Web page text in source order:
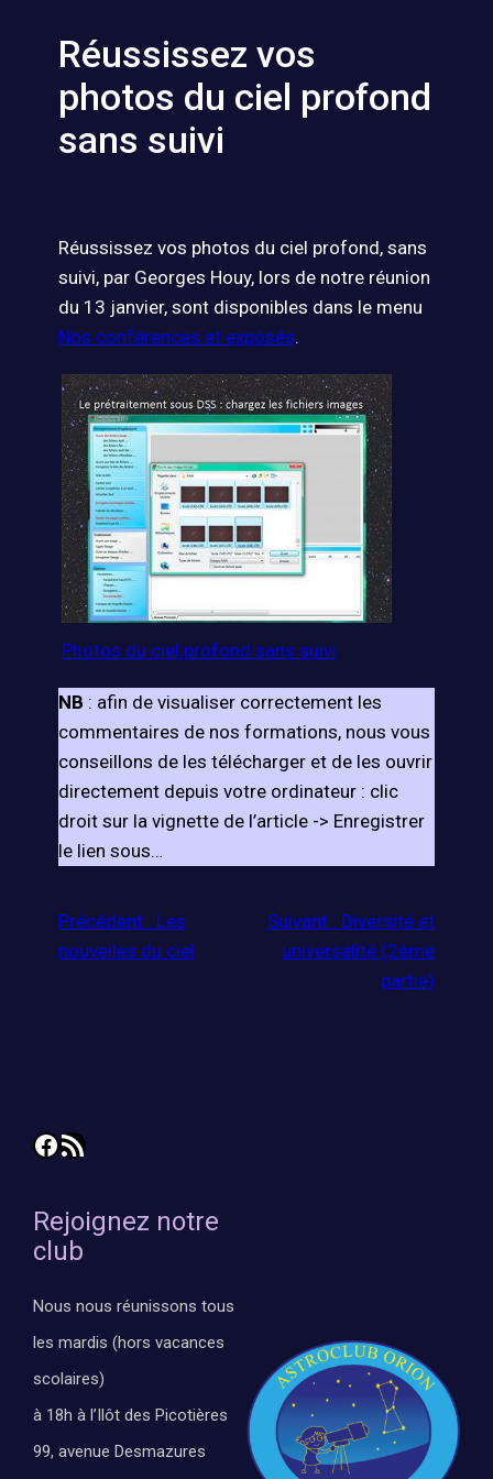
Réussissez vos
photos du ciel profond
sans suivi
Réussissez vos photos du ciel profond, sans
suivi, par Georges Houy, lors de notre réunion
du 13 janvier, sont disponibles dans le menu
Nos conférences et exposés.
Photos du ciel profond sans suivi
NB : afin de visualiser correctement les
commentaires de nos formations, nous vous
conseillons de les télécharger et de les ouvrir
directement depuis votre ordinateur : clic
droit sur la vignette de l’article -> Enregistrer
le lien sous…
Précédent : Les
nouvelles du ciel
Suivant : Diversité et
universalité (2ème
partie)
Facebook
Flux RSS
Rejoignez notre
club
Nous nous réunissons tous
les mardis (hors vacances
scolaires)
à 18h à l’Ilôt des Picotières
99, avenue Desmazures